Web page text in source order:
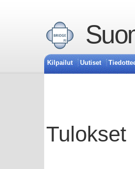
Kilpailut Uutiset
Tulokset